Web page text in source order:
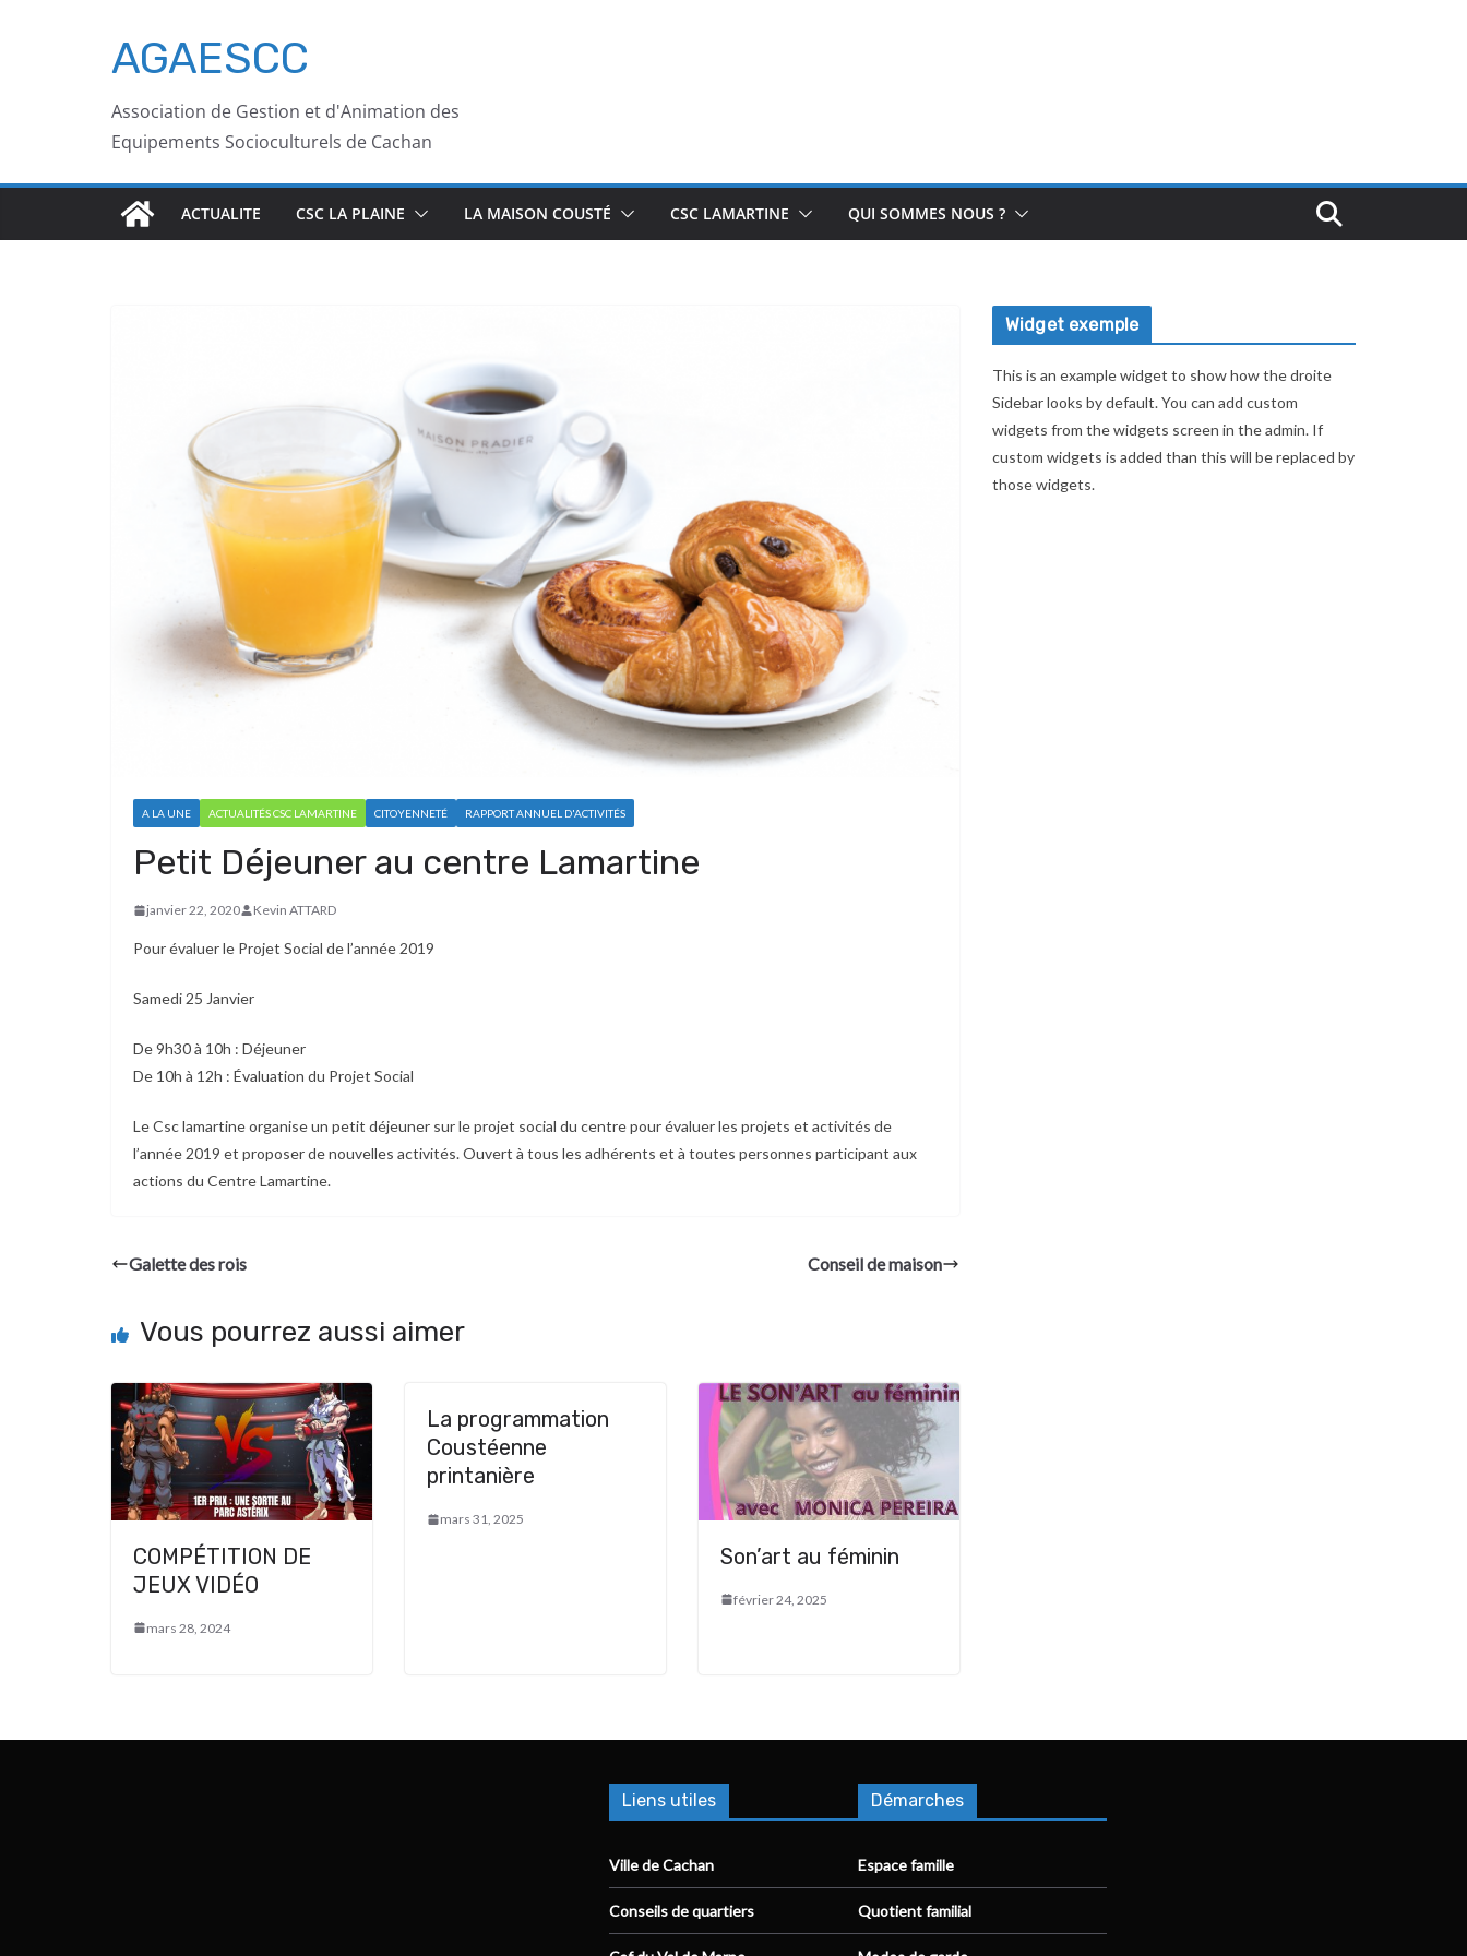
AGAESCC
Association de Gestion et d'Animation des
Equipements Socioculturels de Cachan
ACTUALITE CSC LA PLAINE LA MAISON COUSTÉ CSC LAMARTINE QUI SOMMES NOUS ?
A LA UNE ACTUALITÉS CSC LAMARTINE CITOYENNETÉ RAPPORT ANNUEL D'ACTIVITÉS
Petit Déjeuner au centre Lamartine
janvier 22, 2020 Kevin ATTARD
Pour évaluer le Projet Social de l’année 2019
Samedi 25 Janvier
De 9h30 à 10h : Déjeuner
De 10h à 12h : Évaluation du Projet Social
Le Csc lamartine organise un petit déjeuner sur le projet social du centre pour évaluer les projets et activités de
l’année 2019 et proposer de nouvelles activités. Ouvert à tous les adhérents et à toutes personnes participant aux
actions du Centre Lamartine.
Galette des rois Conseil de maison
Vous pourrez aussi aimer
COMPÉTITION DE
JEUX VIDÉO
mars 28, 2024
La programmation
Coustéenne
printanière
mars 31, 2025
Son’art au féminin
février 24, 2025
Widget exemple
This is an example widget to show how the droite
Sidebar looks by default. You can add custom
widgets from the widgets screen in the admin. If
custom widgets is added than this will be replaced by
those widgets.
Liens utiles
Ville de Cachan
Conseils de quartiers
Démarches
Espace famille
Quotient familial